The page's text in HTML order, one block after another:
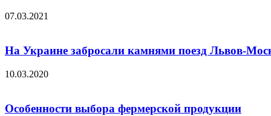
07.03.2021
На Украине забросали камнями поезд Львов-
10.03.2020
Особенности выбора фермерской продукции